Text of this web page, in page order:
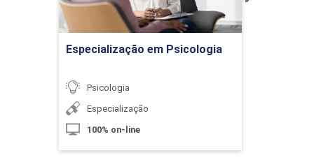
Farmacologia na Geriatria
Especialização em Psicologia
Psicologia
Especialização
100% on-line
Ir para Inscrição